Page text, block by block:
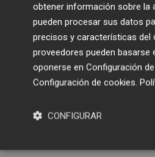
emparejamiento con Real
los supervivientes de
benévolo con el Eldense
y aficionados en la
Atlético Paso (0-1) y Cádiz (0-
y ante un rival de Primera
6). A principios del próximo
obtener información sobre la
pueden procesar sus datos
precisos y características del
proveedores pueden basarse
oponerse en Configuración
Configuración de cookies.
CONFIGURAR